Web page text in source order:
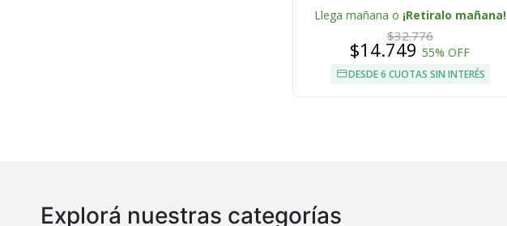
Llega mañana o ¡Retiralo mañana!
$32.776
$14.749 55% OFF
DESDE 6 CUOTAS SIN INTERÉS
Explorá nuestras categorías